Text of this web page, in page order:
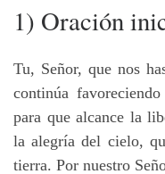
1) Oración
Tu, Señor, que nos
continúa
para que alcance la
la alegría del cielo,
tierra. Por nuestro